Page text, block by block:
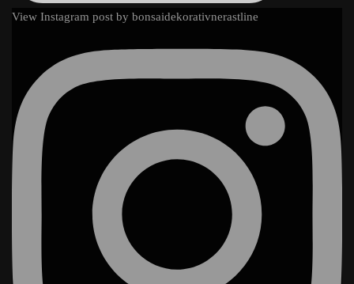
View Instagram post by bonsaidekorativnerastline